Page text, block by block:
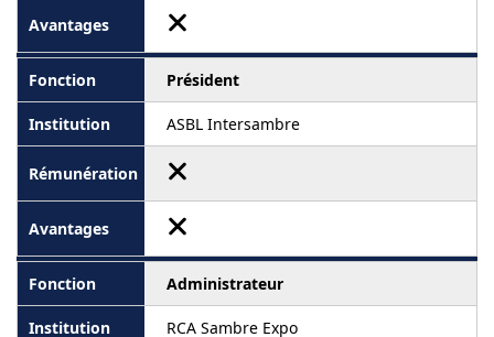
Président
ASBL Intersambre
Administrateur
RCA Sambre Expo